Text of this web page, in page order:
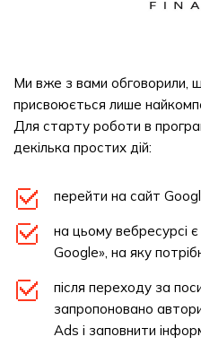
Ми вже з вами обговорили,
присвоюється лише
Для старту роботи в
декілька простих дій:
перейти на сайт
на цьому вебресурсі
Google», на яку
після переходу за
запропоновано
Ads і заповнити